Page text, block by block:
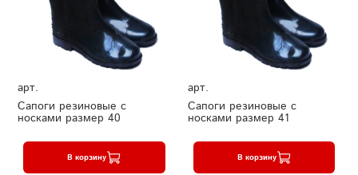
арт.
Сапоги резиновые с
носками размер 40
В корзину
арт.
Сапоги резиновые с
носками размер 41
В корзину